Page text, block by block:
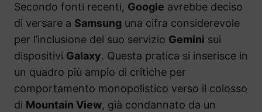
Secondo fonti recenti, Google avrebbe deciso
di versare a Samsung una cifra considerevole
per l’inclusione del suo servizio Gemini sui
dispositivi Galaxy. Questa pratica si inserisce in
un quadro più ampio di critiche per
comportamento monopolistico verso il colosso
di Mountain View, già condannato da un